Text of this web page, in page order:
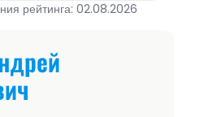
рейтинга: 02.08.2026